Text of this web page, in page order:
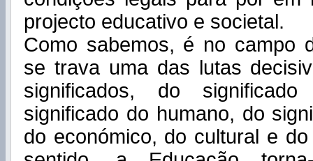
projecto educativo e societal.
Como sabemos, é no campo
se trava uma das lutas
significados, do
significado do humano, do
do económico, do cultural e